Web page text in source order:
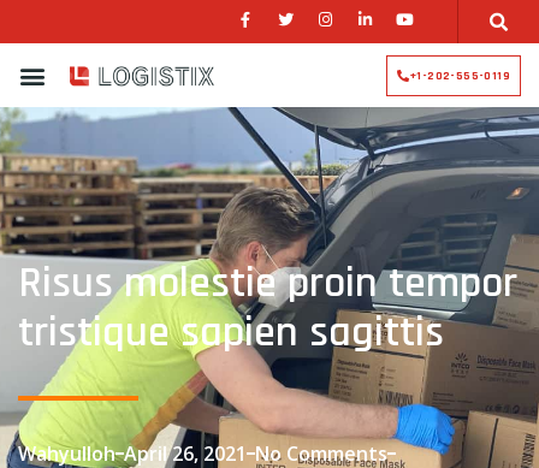
+1-202-555-0119
Risus molestie proin tempor
tristique sapien sagittis
Wahyulloh April 26, 2021 No Comments